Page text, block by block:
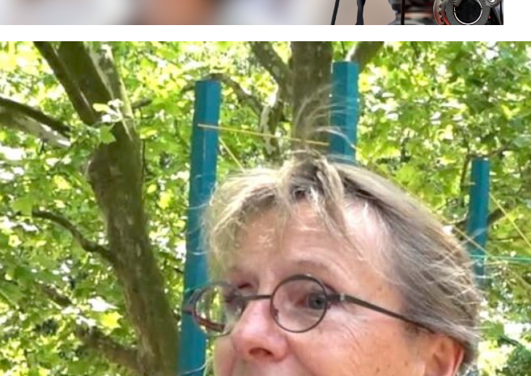
INSCRIVEZ-VOUS À LA
NEWSLETTER
Recevez chaque semaine « ESS
News », la newsletter de
Mediatico, par e-mail :
E-mail*
Nom*
Prénom*
Vérifiez vos mails pour confirmer
votre inscription.